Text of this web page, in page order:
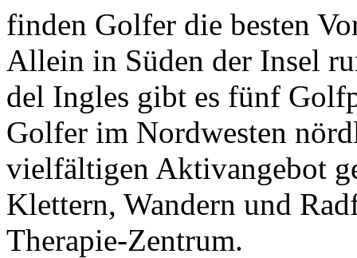
finden Golfer die besten
Allein in Süden der Insel
del Ingles gibt es fünf
Golfer im Nordwesten
vielfältigen Aktivangebot
Klettern, Wandern und
Therapie-Zentrum.